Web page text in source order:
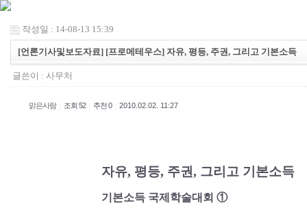
작성일 : 14-08-13 15:39
[언론기사및보도자료] [프로메테우스] 자유, 평등, 주권, 그리고 기본소득
글쓴이 : 사무처
맑은사람 조회 52 추천 0 2010.02.02. 11:27
자유, 평등, 주권, 그리고 기본소득
기본소득 국제학술대회 ①